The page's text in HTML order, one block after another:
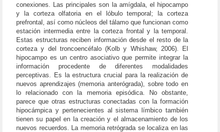
conexiones. Las principales son la amígdala, el hipocampo
y la corteza olfatoria en el lóbulo temporal; la corteza
prefrontal, así como núcleos del tálamo que funcionan como
estación intermedia entre la corteza frontal y la temporal.
Estas estructuras reciben información desde el resto de la
corteza y del troncoencéfalo (Kolb y Whishaw, 2006). El
hipocampo es un centro asociativo que permite integrar la
información procedente de diferentes modalidades
perceptivas. Es la estructura crucial para la realización de
nuevos aprendizajes (memoria anterógrada), sobre todo en
lo relacionado con la memoria episódica. No obstante,
parece que otras estructuras conectadas con la formación
hipocámpica y pertenecientes al sistema límbico también
tienen su papel en la creación y el almacenamiento de los
nuevos recuerdos. La memoria retrógrada se localiza en las